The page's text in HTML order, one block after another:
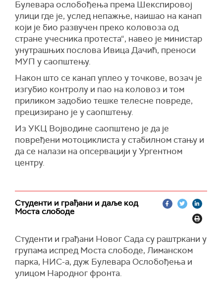
Булевара ослобођења према Шекспировој
улици где је, услед непажње, наишао на канап
који је био развучен преко коловоза од
стране учесника протеста“, навео је министар
унутрашњих послова Ивица Дачић, преноси
МУП у саопштењу.
Након што се канап уплео у точкове, возач је
изгубио контролу и пао на коловоз и том
приликом задобио тешке телесне повреде,
прецизирано је у саопштењу.
Из УКЦ Војводине саопштено је да је
повређени мотоциклиста у стабилном стању и
да се налази на опсервацији у Ургентном
центру.
Студенти и грађани и даље код
Моста слободе
Студенти и грађани Новог Сада су раштркани у
групама испред Моста слободе, Лиманском
парка, НИС-а, дуж Булевара Ослобођења и
улицом Народног фронта.